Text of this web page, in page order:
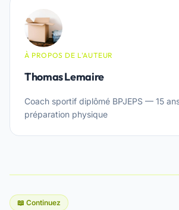
À PROPOS DE L'AUTEUR
Thomas Lemaire
Coach sportif diplômé BPJEPS — 15
préparation physique
📖 Continuez